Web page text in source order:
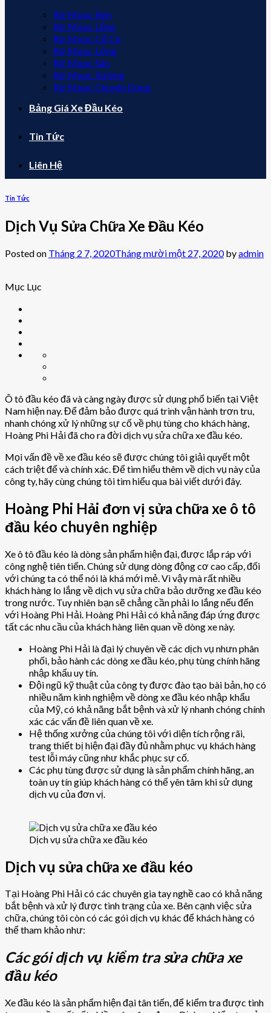
Rơ Mooc Ben
Rơ Mooc Lồng
Rơ Mooc Cổ Cò
Rơ Mooc Lửng
Rơ Mooc Sàn
Rơ Mooc Xương
Rơ Mooc Chuyên Dụng
Bảng Giá Xe Đầu Kéo
Tin Tức
Liên Hệ
Tin Tức
Dịch Vụ Sửa Chữa Xe Đầu Kéo
Posted on Tháng 2 7, 2020Tháng mười một 27, 2020byadmin
Mục Lục
Ô tô đầu kéo đã và càng ngày được sử dụng phổ biến tại Việt
Nam hiện nay. Để đảm bảo được quá trình vận hành trơn tru,
nhanh chóng xử lý những sự cố về phụ tùng cho khách hàng,
Hoàng Phi Hải đã cho ra đời dịch vụ sửa chữa xe đầu kéo.
Mọi vấn đề về xe đầu kéo sẽ được chúng tôi giải quyết một
cách triệt để và chính xác. Để tìm hiểu thêm về dịch vụ này của
công ty, hãy cùng chúng tôi tìm hiểu qua bài viết dưới đây.
Hoàng Phi Hải đơn vị sửa chữa xe ô tô
đầu kéo chuyên nghiệp
Xe ô tô đầu kéo là dòng sản phẩm hiện đại, được lắp ráp với
công nghệ tiên tiến. Chúng sử dụng dòng động cơ cao cấp, đối
với chúng ta có thể nói là khá mới mẻ. Vì vậy mà rất nhiều
khách hàng lo lắng về dịch vụ sửa chữa bảo dưỡng xe đầu kéo
trong nước. Tuy nhiên bạn sẽ chẳng cần phải lo lắng nếu đến
với Hoàng Phi Hải. Hoàng Phi Hải có khả năng đáp ứng được
tất các nhu cầu của khách hàng liên quan về dòng xe này.
Hoàng Phi Hải là đại lý chuyên về các dịch vụ nhưn phân
phối, bảo hành các dòng xe đầu kéo, phụ tùng chính hãng
nhập khẩu uy tín.
Đội ngũ kỹ thuật của công ty được đào tạo bài bản, họ có
nhiều năm kinh nghiệm về dòng xe đầu kéo nhập khẩu
của Mỹ, có khả năng bắt bệnh và xử lý nhanh chóng chính
xác các vấn đề liên quan về xe.
Hệ thống xưởng của chúng tôi với diện tích rộng rãi,
trang thiết bị hiện đại đầy đủ nhằm phục vụ khách hàng
test lỗi máy cũng như khắc phục sự cố.
Các phụ tùng được sử dụng là sản phẩm chính hãng, an
toàn uy tín giúp khách hàng có thể yên tâm khi sử dụng
dịch vụ của đơn vị.
Dịch vụ sửa chữa xe đầu kéo
Dịch vụ sửa chữa xe đầu kéo
Tại Hoàng Phi Hải có các chuyên gia tay nghề cao có khả năng
bắt bệnh và xử lý được tình trạng của xe. Bên cạnh việc sửa
chữa, chúng tôi còn có các gói dịch vụ khác để khách hàng có
thể tham khảo như:
Các gói dịch vụ kiểm tra sửa chữa xe
đầu kéo
Xe đầu kéo là sản phẩm hiện đại tân tiến, để kiểm tra được tình